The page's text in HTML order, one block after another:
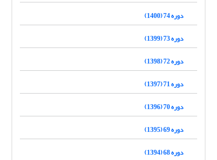
دوره 74 (1400)
دوره 73 (1399)
دوره 72 (1398)
دوره 71 (1397)
دوره 70 (1396)
دوره 69 (1395)
دوره 68 (1394)